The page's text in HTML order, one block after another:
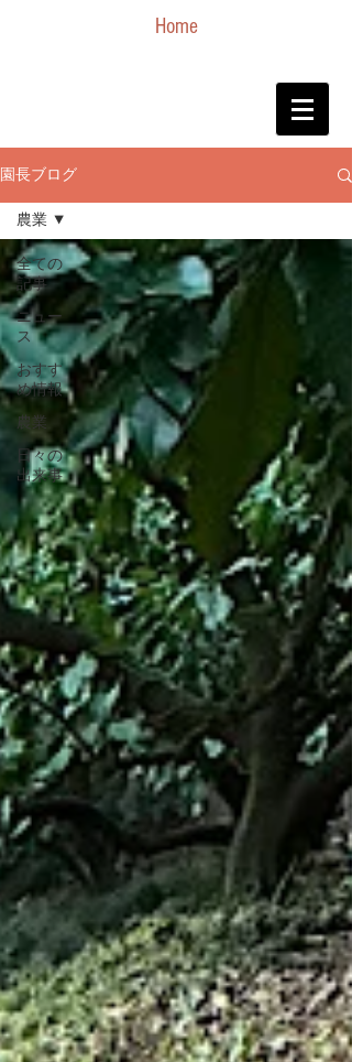
Home
園長ブログ
全ての
記事
ニュー
ス
おすす
め情報
農業
日々の
出来事
農業